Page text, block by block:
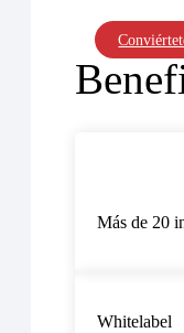
Más de 20
Whitelabel